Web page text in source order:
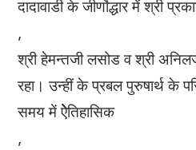
दादावाडी के जीर्णाेद्धार में श्री
,
श्री हेमन्तजी लसोड व श्री
रहा। उन्हीं के प्रबल पुरुषार्थ के
समय में ऐेतिहासिक
,